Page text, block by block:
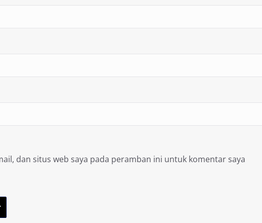
dan situs web saya pada peramban ini untuk komentar saya